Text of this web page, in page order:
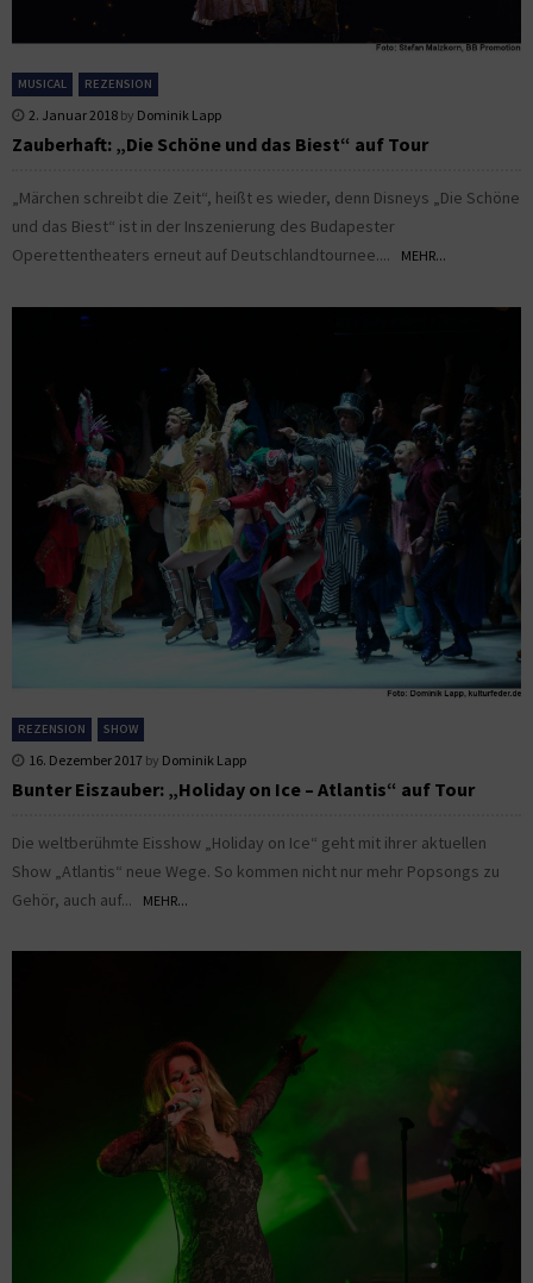
MUSICAL REZENSION
2. Januar 2018 by Dominik Lapp
Zauberhaft: „Die Schöne und das Biest“ auf Tour
„Märchen schreibt die Zeit“, heißt es wieder, denn Disneys „Die Schöne
und das Biest“ ist in der Inszenierung des Budapester
Operettentheaters erneut auf Deutschlandtournee....
MEHR...
REZENSION SHOW
16. Dezember 2017 by Dominik Lapp
Bunter Eiszauber: „Holiday on Ice – Atlantis“ auf Tour
Die weltberühmte Eisshow „Holiday on Ice“ geht mit ihrer aktuellen
Show „Atlantis“ neue Wege. So kommen nicht nur mehr Popsongs zu
Gehör, auch auf...
MEHR...